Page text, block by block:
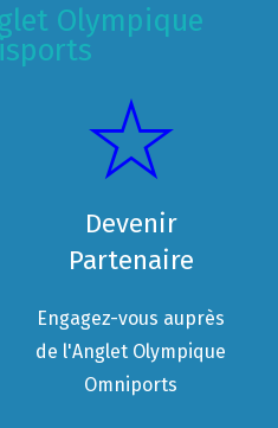
Olympique
Devenir
Partenaire
Engagez-vous auprès
de l'Anglet Olympique
Omniports